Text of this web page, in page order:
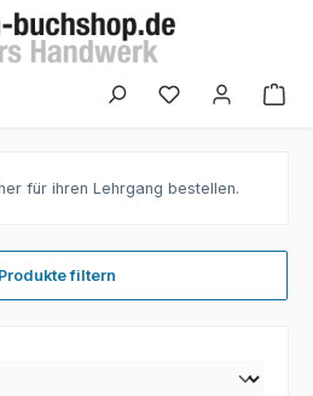
für ihren Lehrgang bestellen.
Produkte filtern